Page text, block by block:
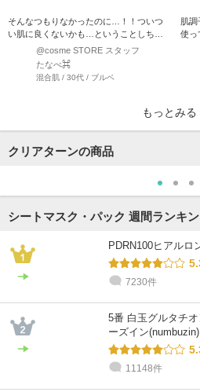
そんなつもりなかったのに…！！ついつ
い肌に良くないかも…ということしちゃ
ってませんか？？？ ・…
@cosme STORE スタッフ
たなべ⌘
混合肌 / 30代 / ブルベ
肌調
使っ
もっとみる
クリアターンの商品
シートマスク・パック 週間ランキ
PDRN100ヒアルロ
7230件
5番 白玉グルタチ
ーズイン(numbuzin)
11148件